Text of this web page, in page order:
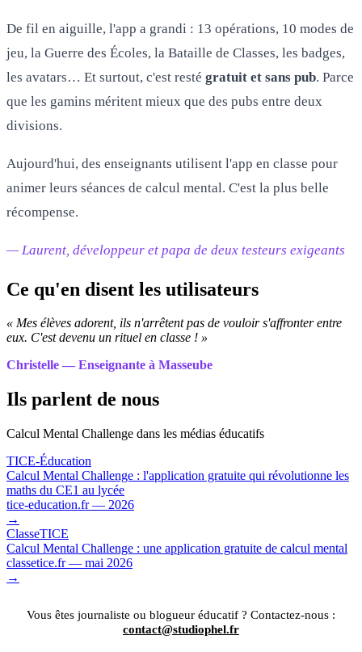
De fil en aiguille, l'app a grandi : 13 opérations, 10 modes de
jeu, la Guerre des Écoles, la Bataille de Classes, les badges,
les avatars… Et surtout, c'est resté gratuit et sans pub. Parce
que les gamins méritent mieux que des pubs entre deux
divisions.
Aujourd'hui, des enseignants utilisent l'app en classe pour
animer leurs séances de calcul mental. C'est la plus belle
récompense.
— Laurent, développeur et papa de deux testeurs exigeants
Ce qu'en disent les utilisateurs
« Mes élèves adorent, ils n'arrêtent pas de vouloir s'affronter entre
eux. C'est devenu un rituel en classe ! »
Christelle — Enseignante à Masseube
Ils parlent de nous
Calcul Mental Challenge dans les médias éducatifs
TICE-Éducation
Calcul Mental Challenge : l'application gratuite qui révolutionne les
maths du CE1 au lycée
tice-education.fr — 2026
→
ClasseTICE
Calcul Mental Challenge : une application gratuite de calcul mental
classetice.fr — mai 2026
→
Vous êtes journaliste ou blogueur éducatif ? Contactez-nous :
contact@studiophel.fr